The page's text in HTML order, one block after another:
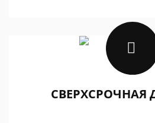
СВЕРХСРОЧНАЯ